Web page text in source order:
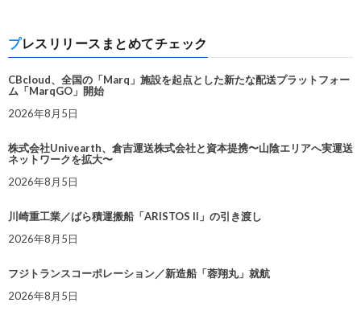
プレスリリースまとめてチェック
CBcloud、全国の「Marq」施設を起点とした新たな配送プラットフォー
ム「MarqGO」開始
2026年8月5日
株式会社Univearth、倉吉運送株式会社と資本提携〜山陰エリアへ実運送
ネットワークを拡大〜
2026年8月5日
川崎重工業／ばら積運搬船「ARISTOS II」の引き渡し
2026年8月5日
フジトランスコーポレーション／新造船「蓉翔丸」就航
2026年8月5日